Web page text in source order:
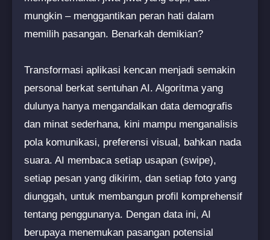
mungkin – menggantikan peran hati dalam
memilih pasangan. Benarkah demikian?
Transformasi aplikasi kencan menjadi semakin
personal berkat sentuhan AI. Algoritma yang
dulunya hanya mengandalkan data demografis
dan minat sederhana, kini mampu menganalisis
pola komunikasi, preferensi visual, bahkan nada
suara. AI membaca setiap usapan (swipe),
setiap pesan yang dikirim, dan setiap foto yang
diunggah, untuk membangun profil komprehensif
tentang penggunanya. Dengan data ini, AI
berupaya menemukan pasangan potensial